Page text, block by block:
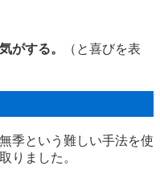
がする。
（と喜びを表
季という難しい手法を使
りました。